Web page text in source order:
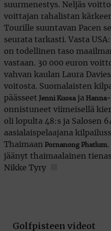
suurmenestys. Neljäs
voittajan rahalistan
Tourille suuntavan Pacen
seurata tarkasti. Vasta
on todellinen taso
vastaan. 30 000 euron
vahvan kaulan Laura
voitosta. Suomalaisten
päässeet Jenni Kuosaja Hanna-
onnistuneet viimeisellä
oli lopulta 48:s ja Salosen
aasialaispelaajana
Thaimaan Pornanong Phatlum
jäänyt thaimaalainen
Nikke Tyry